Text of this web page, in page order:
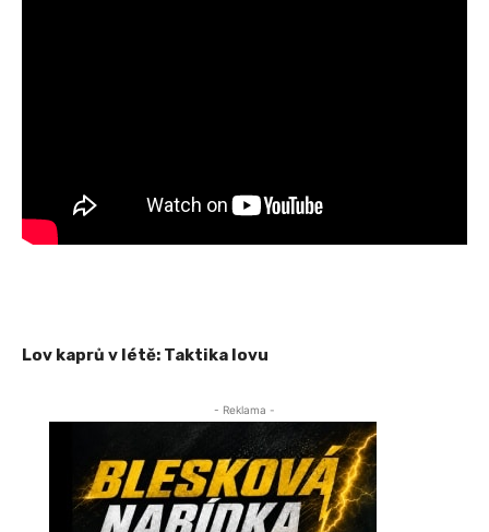
Lov kaprů v létě: Taktika lovu
- Reklama -